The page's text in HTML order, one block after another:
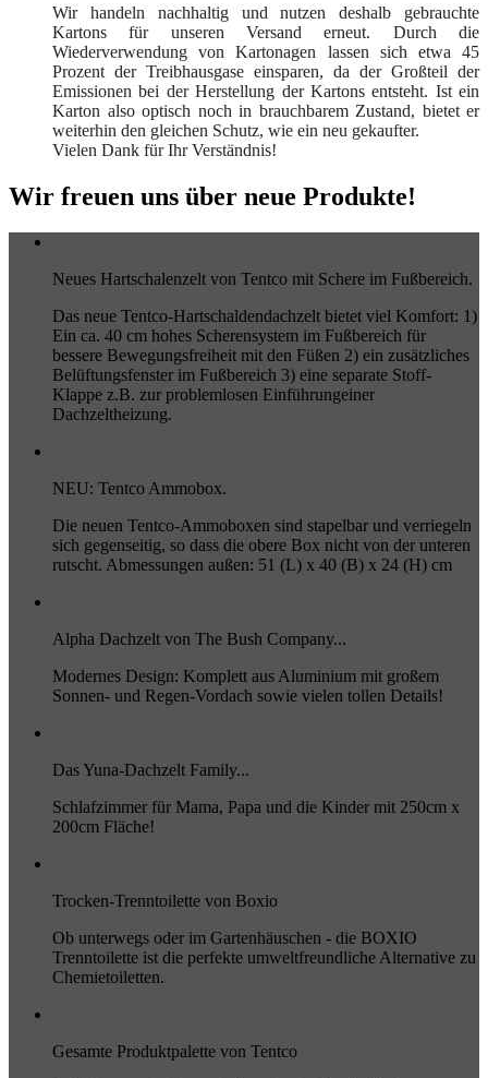
Wir handeln nachhaltig und nutzen deshalb gebrauchte
Kartons für unseren Versand erneut. Durch die
Wiederverwendung von Kartonagen lassen sich etwa 45
Prozent der Treibhausgase einsparen, da der Großteil der
Emissionen bei der Herstellung der Kartons entsteht. Ist ein
Karton also optisch noch in brauchbarem Zustand, bietet er
weiterhin den gleichen Schutz, wie ein neu gekaufter.
Vielen Dank für Ihr Verständnis!
Wir freuen uns über neue Produkte!
Neues Hartschalenzelt von Tentco mit Schere im Fußbereich.
Das neue Tentco-Hartschaldendachzelt bietet viel Komfort: 1)
Ein ca. 40 cm hohes Scherensystem im Fußbereich für
bessere Bewegungsfreiheit mit den Füßen 2) ein zusätzliches
Belüftungsfenster im Fußbereich 3) eine separate Stoff-
Klappe z.B. zur problemlosen Einführungeiner
Dachzeltheizung.
NEU: Tentco Ammobox.
Die neuen Tentco-Ammoboxen sind stapelbar und verriegeln
sich gegenseitig, so dass die obere Box nicht von der unteren
rutscht. Abmessungen außen: 51 (L) x 40 (B) x 24 (H) cm
Alpha Dachzelt von The Bush Company...
Modernes Design: Komplett aus Aluminium mit großem
Sonnen- und Regen-Vordach sowie vielen tollen Details!
Das Yuna-Dachzelt Family...
Schlafzimmer für Mama, Papa und die Kinder mit 250cm x
200cm Fläche!
Trocken-Trenntoilette von Boxio
Ob unterwegs oder im Gartenhäuschen - die BOXIO
Trenntoilette ist die perfekte umweltfreundliche Alternative zu
Chemietoiletten.
Gesamte Produktpalette von Tentco